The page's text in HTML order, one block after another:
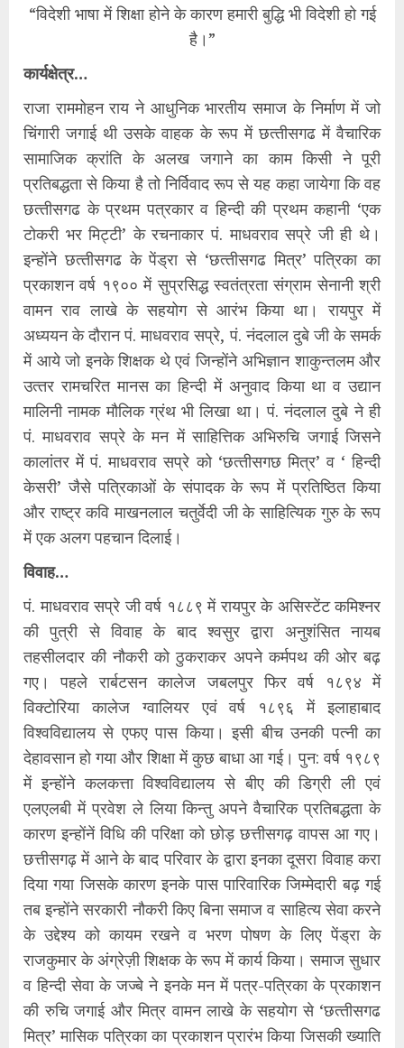
“विदेशी भाषा में शिक्षा होने के कारण हमारी बुद्धि भी विदेशी हो गई
है।”
कार्यक्षेत्र…
राजा राममोहन राय ने आधुनिक भारतीय समाज के निर्माण में जो
चिंगारी जगाई थी उसके वाहक के रूप में छत्‍तीसगढ में वैचारिक
सामाजिक क्रांति के अलख जगाने का काम किसी ने पूरी
प्रतिबद्धता से किया है तो निर्विवाद रूप से यह कहा जायेगा कि वह
छत्‍तीसगढ के प्रथम पत्रकार व हिन्‍दी की प्रथम कहानी ‘एक
टोकरी भर मिट्टी’ के रचनाकार पं. माधवराव सप्रे जी ही थे।
इन्‍होंने छत्‍तीसगढ के पेंड्रा से ‘छत्‍तीसगढ मित्र’ पत्रिका का
प्रकाशन वर्ष १९०० में सुप्रसिद्ध स्‍वतंत्रता संग्राम सेनानी श्री
वामन राव लाखे के सहयोग से आरंभ किया था। रायपुर में
अध्‍ययन के दौरान पं. माधवराव सप्रे, पं. नंदलाल दुबे जी के समर्क
में आये जो इनके शिक्षक थे एवं जिन्‍होंने अभिज्ञान शाकुन्‍तलम और
उत्‍तर रामचरित मानस का हिन्‍दी में अनुवाद किया था व उद्यान
मालिनी नामक मौलिक ग्रंथ भी लिखा था। पं. नंदलाल दुबे ने ही
पं. माधवराव सप्रे के मन में साहित्तिक अभिरुचि जगाई जिसने
कालांतर में पं. माधवराव सप्रे को ‘छत्‍तीसगछ मित्र’ व ‘ हिन्‍दी
केसरी’ जैसे पत्रिकाओं के संपादक के रूप में प्रतिष्ठित किया
और राष्‍ट्र कवि माखनलाल चतुर्वेदी जी के साहित्यिक गुरु के रूप
में एक अलग पहचान दिलाई।
विवाह…
पं. माधवराव सप्रे जी वर्ष १८८९ में रायपुर के असिस्‍टेंट कमिश्‍नर
की पुत्री से विवाह के बाद श्‍वसुर द्वारा अनुशंसित नायब
तहसीलदार की नौकरी को ठुकराकर अपने कर्मपथ की ओर बढ़
गए। पहले रार्बटसन कालेज जबलपुर फिर वर्ष १८९४ में
विक्‍टोरिया कालेज ग्‍वालियर एवं वर्ष १८९६ में इलाहाबाद
विश्‍वविद्यालय से एफए पास किया। इसी बीच उनकी पत्‍नी का
देहावसान हो गया और शिक्षा में कुछ बाधा आ गई। पुन: वर्ष १९८९
में इन्‍होंने कलकत्ता विश्‍वविद्यालय से बीए की डिग्री ली एवं
एलएलबी में प्रवेश ले लिया किन्‍तु अपने वैचारिक प्रतिबद्धता के
कारण इन्‍होंनें विधि की परिक्षा को छोड़ छत्तीसगढ़ वापस आ गए।
छत्तीसगढ़ में आने के बाद परिवार के द्वारा इनका दूसरा विवाह करा
दिया गया जिसके कारण इनके पास पारिवारिक जिम्‍मेदारी बढ़ गई
तब इन्‍होंने सरकारी नौकरी किए बिना समाज व साहित्‍य सेवा करने
के उद्देश्‍य को कायम रखने व भरण पोषण के लिए पेंड्रा के
राजकुमार के अंग्रेज़ी शिक्षक के रूप में कार्य किया। समाज सुधार
व हिन्‍दी सेवा के जज्बे ने इनके मन में पत्र-पत्रिका के प्रकाशन
की रुचि जगाई और मित्र वामन लाखे के सहयोग से ‘छत्‍तीसगढ
मित्र’ मासिक पत्रिका का प्रकाशन प्रारंभ किया जिसकी ख्‍याति